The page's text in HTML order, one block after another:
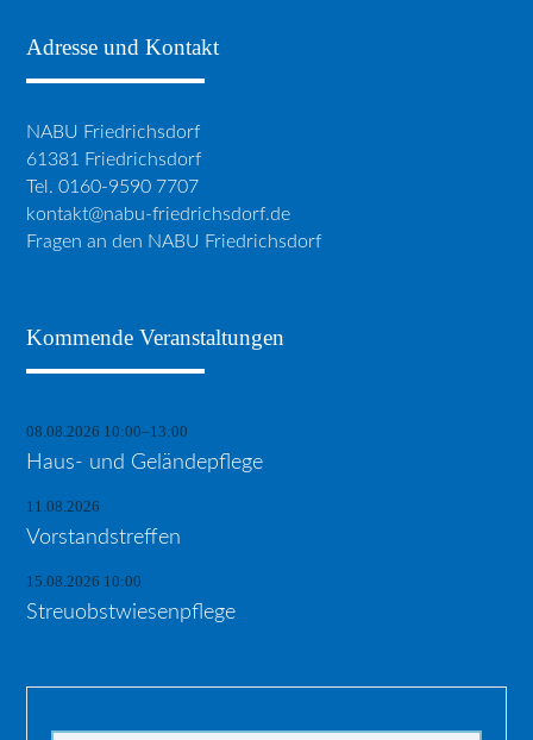
Adresse und Kontakt
NABU Friedrichsdorf
61381 Friedrichsdorf
Tel. 0160-9590 7707
kontakt@nabu-friedrichsdorf.de
Fragen an den NABU Friedrichsdorf
Kommende Veranstaltungen
08.08.2026 10:00–13:00
Haus- und Geländepflege
11.08.2026
Vorstandstreffen
15.08.2026 10:00
Streuobstwiesenpflege